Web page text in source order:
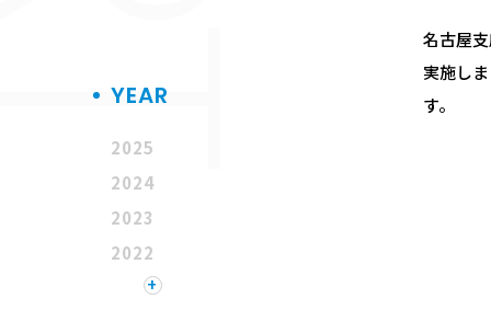
YEAR
2025
2024
2023
2022
2021+
名古屋
実施し
す。